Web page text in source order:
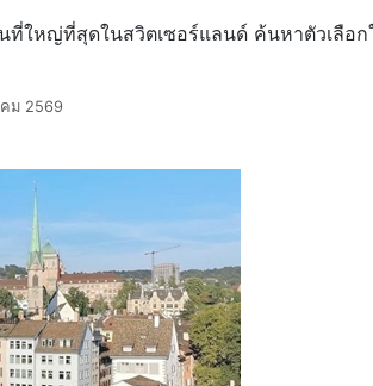
ที่ใหญ่ที่สุดในสวิตเซอร์แลนด์ ค้นหาตัวเลือก
ม 2569